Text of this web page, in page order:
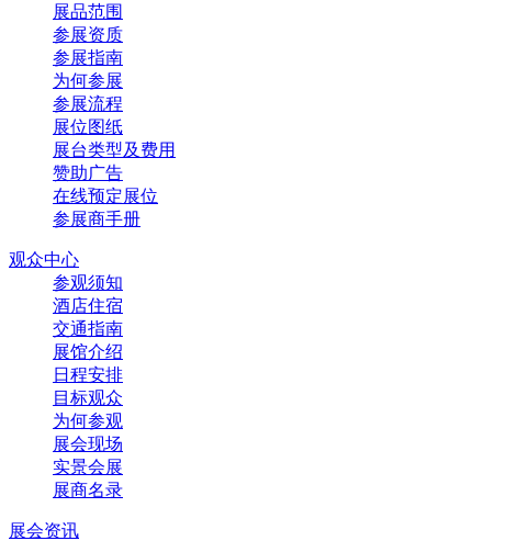
展品范围
参展资质
参展指南
为何参展
参展流程
展位图纸
展台类型及费用
赞助广告
在线预定展位
参展商手册
观众中心
参观须知
酒店住宿
交通指南
展馆介绍
日程安排
目标观众
为何参观
展会现场
实景会展
展商名录
展会资讯